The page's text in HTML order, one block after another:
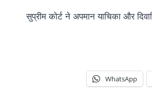
सुप्रीम कोर्ट ने अपमान याचिका और
WhatsApp